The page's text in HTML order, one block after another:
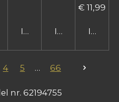
In winkelwagen
In
€ 11,99
In
4 5 66
nr. 62194755